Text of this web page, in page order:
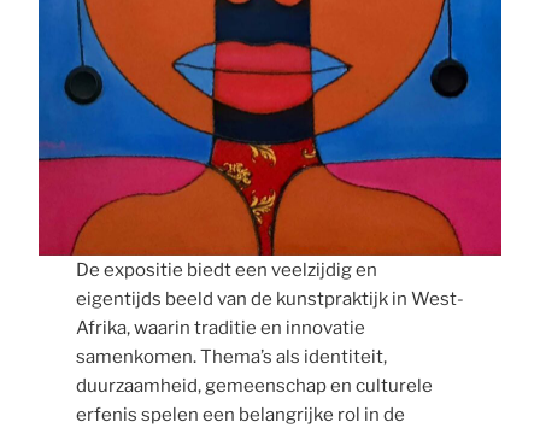
De expositie biedt een veelzijdig en
eigentijds beeld van de kunstpraktijk in West-
Afrika, waarin traditie en innovatie
samenkomen. Thema’s als identiteit,
duurzaamheid, gemeenschap en culturele
erfenis spelen een belangrijke rol in de